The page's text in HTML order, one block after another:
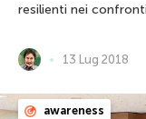
resilienti nei
13 Lug 2018
awareness